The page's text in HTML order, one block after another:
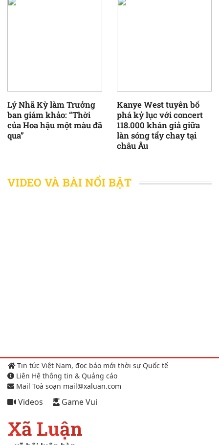
Lý Nhã Kỳ làm Trưởng
ban giám khảo: “Thời
của Hoa hậu một màu đã
qua”
Kanye West tuyên bố
phá kỷ lục với concert
118.000 khán giả giữa
làn sóng tẩy chay tại
châu Âu
VIDEO VÀ BÀI NỔI BẬT
Tin tức Việt Nam, đọc báo mới thời sự Quốc tế
Liên Hệ thông tin & Quảng cáo
Mail Toà soạn mail@xaluan.com
Videos Game Vui
Xã Luận